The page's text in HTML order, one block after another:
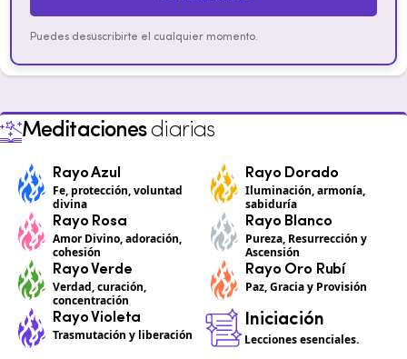
Puedes desuscribirte el cualquier momento.
Meditacionesdiarias
Rayo Azul
Fe, protección, voluntad
divina
Rayo Dorado
Iluminación, armonía,
sabiduría
Rayo Rosa
Amor Divino, adoración,
cohesión
Rayo Blanco
Pureza, Resurrección y
Ascensión
Rayo Verde
Verdad, curación,
concentración
Rayo Oro Rubí
Paz, Gracia y Provisión
Rayo Violeta
Trasmutación y liberación
Iniciación
Lecciones esenciales.